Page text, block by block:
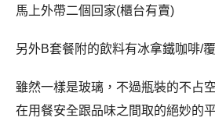
馬上外帶二個回家(櫃台有賣)
另外B套餐附的飲料有冰拿鐵咖啡/
雖然一樣是玻璃，不過瓶裝的不占
在用餐安全跟品味之間取的絕妙的